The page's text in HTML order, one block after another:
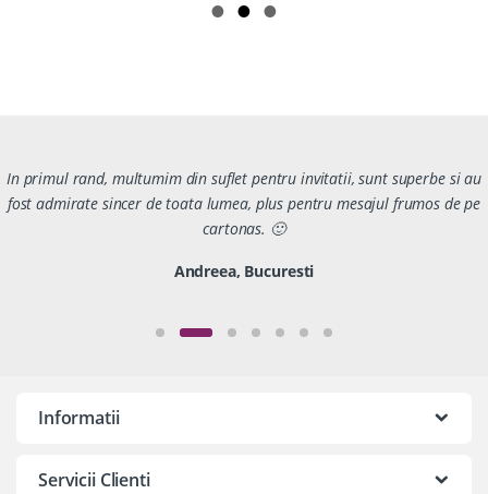
In primul rand, multumim din suflet pentru invitatii, sunt superbe si au
fost admirate sincer de toata lumea, plus pentru mesajul frumos de pe
cartonas. 🙂
Andreea, Bucuresti
Informatii
Servicii Clienti